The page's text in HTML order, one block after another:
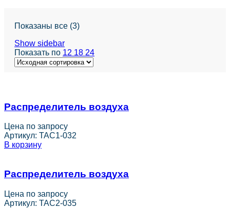
Показаны все (3)
Show sidebar
Показать по 12 18 24
Распределитель воздуха
Цена по запросу
Артикул: TAC1-032
В корзину
Распределитель воздуха
Цена по запросу
Артикул: TAC2-035